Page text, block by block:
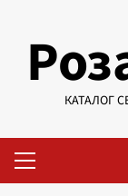
содержимому
КАТАЛОГ
меню